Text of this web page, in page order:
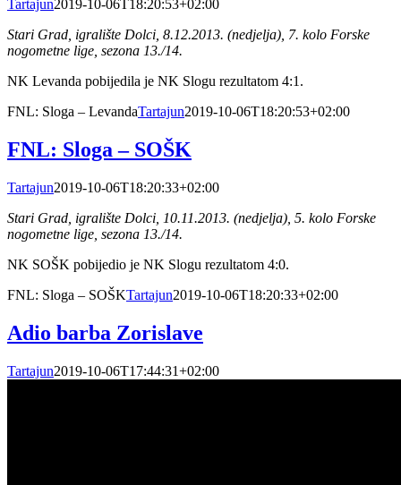
Tartajun2019-10-06T18:20:53+02:00
Stari Grad, igralište Dolci, 8.12.2013. (nedjelja), 7. kolo Forske
nogometne lige, sezona 13./14.
NK Levanda pobijedila je NK Slogu rezultatom 4:1.
FNL: Sloga – LevandaTartajun2019-10-06T18:20:53+02:00
FNL: Sloga – SOŠK
Tartajun2019-10-06T18:20:33+02:00
Stari Grad, igralište Dolci, 10.11.2013. (nedjelja), 5. kolo Forske
nogometne lige, sezona 13./14.
NK SOŠK pobijedio je NK Slogu rezultatom 4:0.
FNL: Sloga – SOŠKTartajun2019-10-06T18:20:33+02:00
Adio barba Zorislave
Tartajun2019-10-06T17:44:31+02:00